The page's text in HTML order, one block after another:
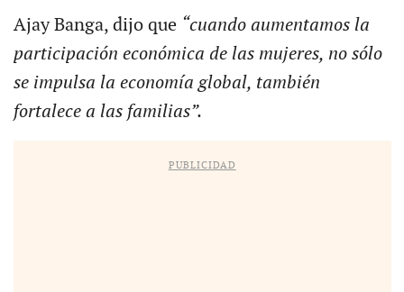
Ajay Banga, dijo que “cuando aumentamos la
participación económica de las mujeres, no sólo
se impulsa la economía global, también
fortalece a las familias”.
PUBLICIDAD